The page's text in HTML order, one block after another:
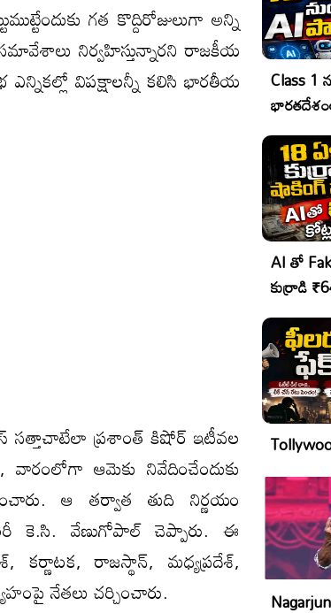
గత కొద్దిరోజులుగా అన్ని
నిర్వహిస్తున్నారని రాజకీయ
ఎన్నికల్లో విపక్షాలన్నీ కలిసి భారతీయ
సత్తాచాటేలా ప్రశాంత్ కిషోర్ ఇటీవల
వారంలోగా ఆమెకు నివేదించేందుకు
ఆ తర్వాత తుది నిర్ణయం
కె.సి. వేణుగోపాల్‌ చెప్పారు. ఈ
రాజస్థాన్, మధ్యప్రదేశ్,
నేతలు చర్చించారు.
Class 1
చరిత్ర!
AI తో
కుర్రాడి
ఆపరేషన్!